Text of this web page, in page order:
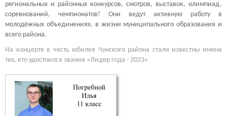
региональных и районных конкурсов, смотров, выставок, олимпиад,
соревнований, чемпионатов! Они ведут активную работу в
молодёжных объединениях, в жизни муниципального образования и
всего района.
На концерте в честь юбилея Чунского района стали известны имена
тех, кто удостоился звания «Лидер года - 2023»